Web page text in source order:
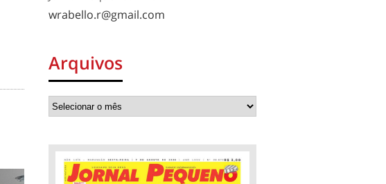
wrabello.r@gmail.com
Arquivos